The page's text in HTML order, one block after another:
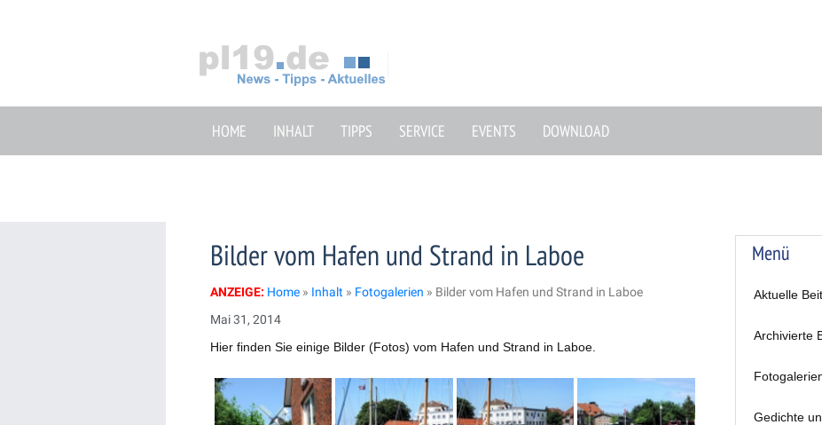
HOME INHALT TIPPS SERVICE EVENTS DOWNLOAD
Bilder vom Hafen und Strand in Laboe
ANZEIGE: Home » Inhalt » Fotogalerien » Bilder vom Hafen und Strand in Laboe
Mai 31, 2014
Hier finden Sie einige Bilder (Fotos) vom Hafen und Strand in Laboe.
Menü
Aktuelle
Archivierte
Gedichte